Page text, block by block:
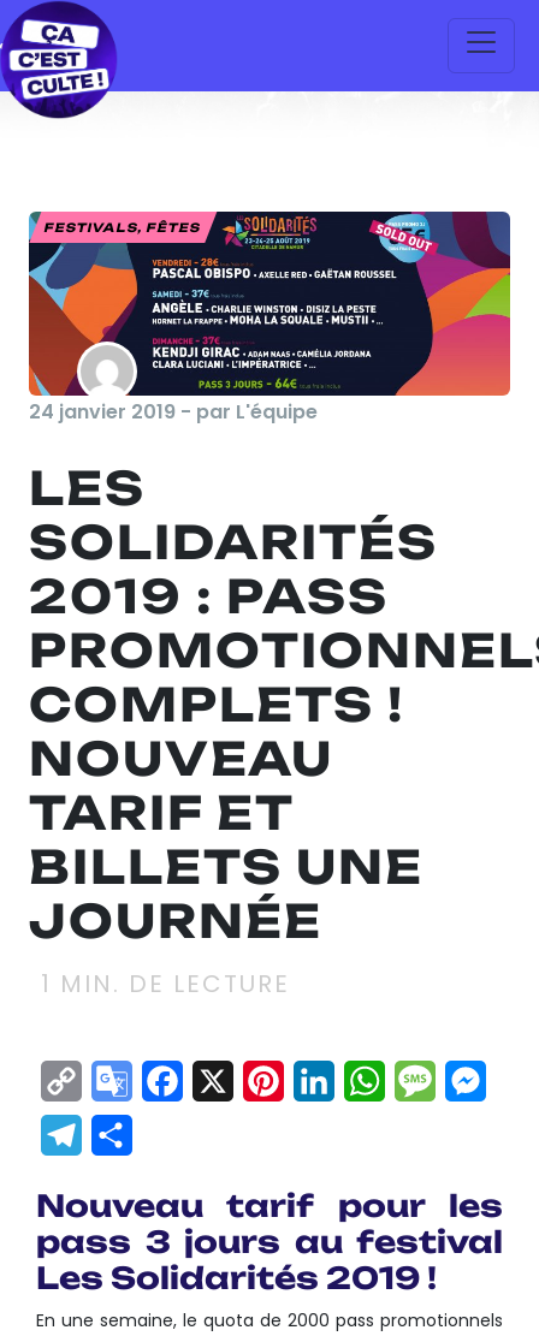
FESTIVALS, FÊTES
24 janvier 2019 - par L'équipe
LES
SOLIDARITÉS
2019 : PASS
COMPLETS !
NOUVEAU
TARIF ET
BILLETS UNE
JOURNÉE
1 MIN. DE LECTURE
Copy
Link
GoogleFacebook
X Pinterest
LinkedInWhatsApp
Telegram
Nouveau tarif pour les
pass 3 jours au festival
Les Solidarités 2019 !
En une semaine, le quota de 2000 pass promotionnels